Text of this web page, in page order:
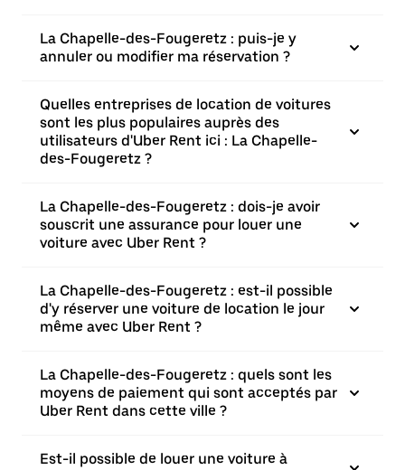
La Chapelle-des-Fougeretz : puis-je y
annuler ou modifier ma réservation ?
Quelles entreprises de location de voitures
sont les plus populaires auprès des
utilisateurs d'Uber Rent ici : La Chapelle-
des-Fougeretz ?
La Chapelle-des-Fougeretz : dois-je avoir
souscrit une assurance pour louer une
voiture avec Uber Rent ?
La Chapelle-des-Fougeretz : est-il possible
d'y réserver une voiture de location le jour
même avec Uber Rent ?
La Chapelle-des-Fougeretz : quels sont les
moyens de paiement qui sont acceptés par
Uber Rent dans cette ville ?
Est-il possible de louer une voiture à